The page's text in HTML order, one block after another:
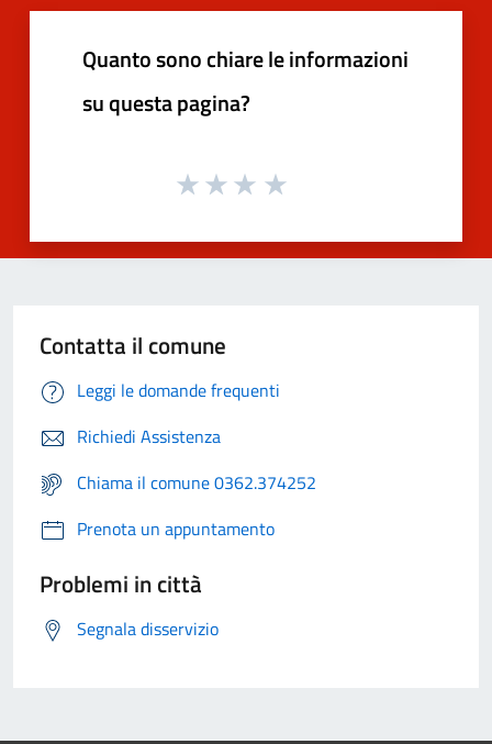
Quanto sono chiare le informazioni
su questa pagina?
Contatta il comune
Leggi le domande frequenti
Richiedi Assistenza
Chiama il comune 0362.374252
Prenota un appuntamento
Problemi in città
Segnala disservizio